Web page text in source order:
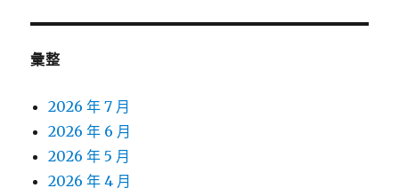
彙整
2026 年 7 月
2026 年 6 月
2026 年 5 月
2026 年 4 月